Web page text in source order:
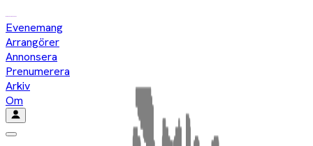
Evenemang
Arrangörer
Annonsera
Prenumerera
Arkiv
Om